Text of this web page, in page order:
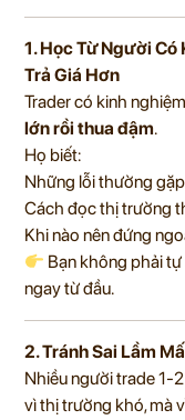
1. Học Từ Người Có
Trả Giá Hơn
Trader có kinh
lớn rồi thua đậm.
Họ biết:
Những lỗi thường
Cách đọc thị trường
Khi nào nên đứng
Bạn không phải
ngay từ đầu.
2. Tránh Sai Lầm
Nhiều người trade 1-
vì thị trường khó, mà